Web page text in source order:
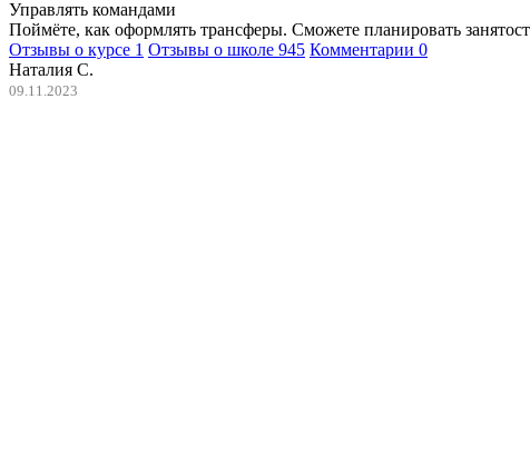
Управлять командами
Поймёте, как оформлять трансферы. Сможете планировать
Отзывы о курсе 1 Отзывы о школе 945 Комментарии 0
Наталия С.
09.11.2023